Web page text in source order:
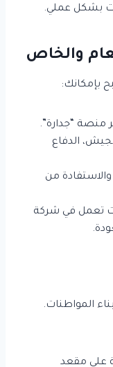
بشكل عملي.
والخاص
بإمكانك:
منصة “جدارة”.
الدفاع
من
تعمل في شركة
المواطنات.
على مقعد